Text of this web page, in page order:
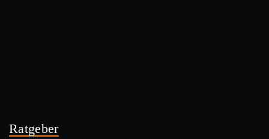
Ratgeber